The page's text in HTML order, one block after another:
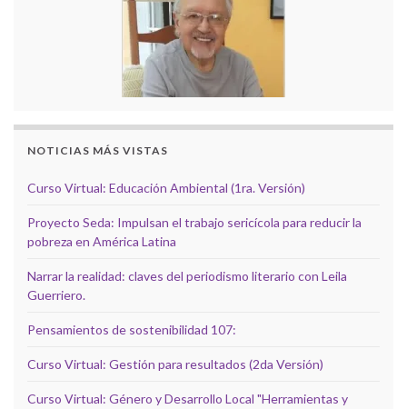
NOTICIAS MÁS VISTAS
Curso Virtual: Educación Ambiental (1ra. Versión)
Proyecto Seda: Impulsan el trabajo sericícola para reducir la
pobreza en América Latina
Narrar la realidad: claves del periodismo literario con Leila
Guerriero.
Pensamientos de sostenibilidad 107:
Curso Virtual: Gestión para resultados (2da Versión)
Curso Virtual: Género y Desarrollo Local "Herramientas y